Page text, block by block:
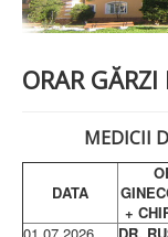
STRUCTURA
SECŢIA
SECŢIA
SECŢIA
ORAR
MEDICII
DATA
+